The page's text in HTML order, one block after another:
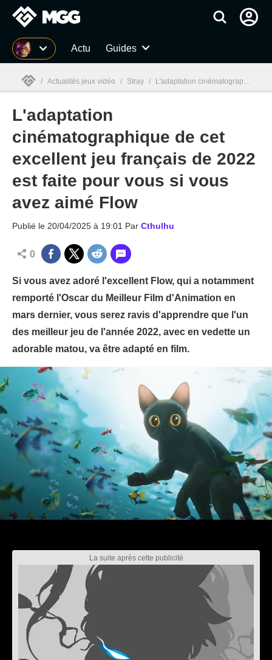
MGG Actu Guides
MGG
/ Actualités jeux vidéo / Stray / L'adaptation cinématographique de cet excellent jeu français de 2022 est faite pour vous si vous avez aimé Flow
L'adaptation
cinématographique de cet
excellent jeu français de 2022
est faite pour vous si vous
avez aimé Flow
Publié le 20/04/2025 à 19:01 Par Cthulhu
0
Si vous avez adoré l'excellent Flow, qui a notamment
remporté l'Oscar du Meilleur Film d'Animation en
mars dernier, vous serez ravis d'apprendre que l'un
des meilleur jeu de l'année 2022, avec en vedette un
adorable matou, va être adapté en film.